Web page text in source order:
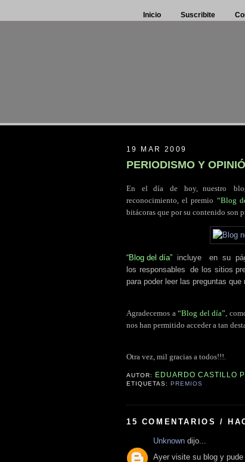
Inicio Suscribite
19 MAR 2009
PERIODISMO Y
En el día. de. hoy, nuestro
reconocimiento, el premio “Blog
bitácoras que por su contenido son
“Blog del día” .incluye en. su
los responsables .de los sitios
para poder leer las preguntas
Agradecemos a “Blog del día”,
nos han permitido acceder a tan
Otra vez, mil gracias a todos!!!.
AUTOR: EDUARDO CASTILLO
ETIQUETAS: PREMIOS
15 COMENTARIOS /
Unknown dijo...
Ayer visite su blog y